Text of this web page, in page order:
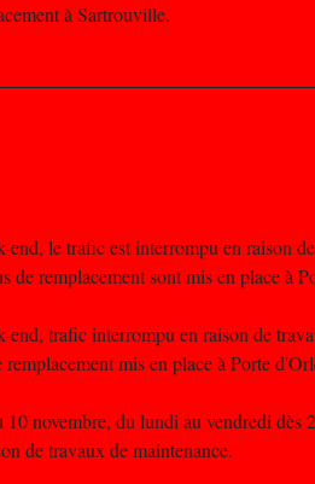
à Sartrouville.
end, le trafic est interrompu en raison
de remplacement sont mis en place à
end, trafic interrompu en raison de
mis en place à Porte
10 novembre, du lundi au vendredi
de travaux de maintenance.